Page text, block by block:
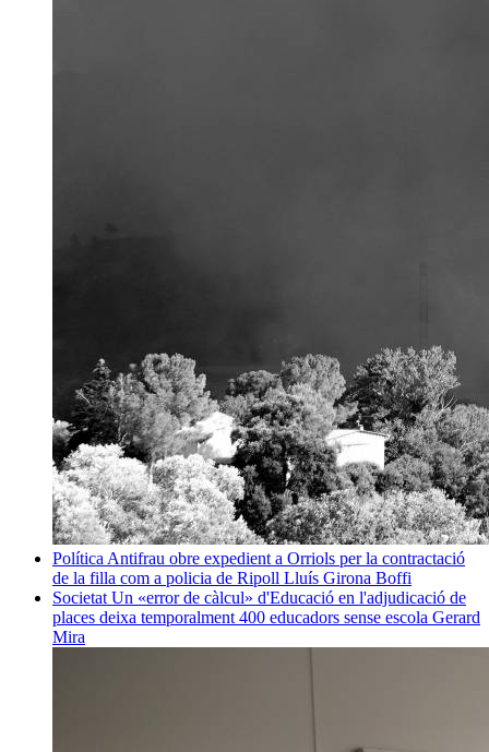
Política Antifrau obre expedient a Orriols per la contractació
de la filla com a policia de Ripoll Lluís Girona Boffi
Societat Un «error de càlcul» d'Educació en l'adjudicació de
places deixa temporalment 400 educadors sense escola Gerard
Mira